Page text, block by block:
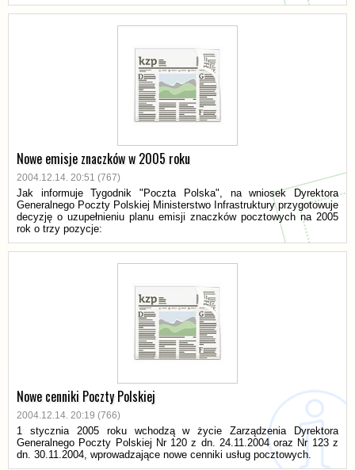
Nowe emisje znaczków w 2005 roku
2004.12.14. 20:51 (767)
Jak informuje Tygodnik "Poczta Polska", na wniosek Dyrektora
Generalnego Poczty Polskiej Ministerstwo Infrastruktury przygotowuje
decyzję o uzupełnieniu planu emisji znaczków pocztowych na 2005
rok o trzy pozycje:
Nowe cenniki Poczty Polskiej
2004.12.14. 20:19 (766)
1 stycznia 2005 roku wchodzą w życie Zarządzenia Dyrektora
Generalnego Poczty Polskiej Nr 120 z dn. 24.11.2004 oraz Nr 123 z
dn. 30.11.2004, wprowadzające nowe cenniki usług pocztowych.